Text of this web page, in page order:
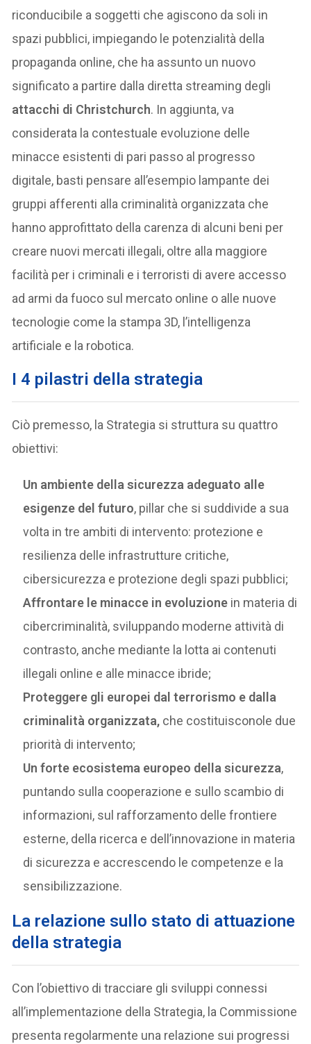
riconducibile a soggetti che agiscono da soli in
spazi pubblici, impiegando le potenzialità della
propaganda online, che ha assunto un nuovo
significato a partire dalla diretta streaming degli
attacchi di Christchurch. In aggiunta, va
considerata la contestuale evoluzione delle
minacce esistenti di pari passo al progresso
digitale, basti pensare all’esempio lampante dei
gruppi afferenti alla criminalità organizzata che
hanno approfittato della carenza di alcuni beni per
creare nuovi mercati illegali, oltre alla maggiore
facilità per i criminali e i terroristi di avere accesso
ad armi da fuoco sul mercato online o alle nuove
tecnologie come la stampa 3D, l’intelligenza
artificiale e la robotica.
I 4 pilastri della strategia
Ciò premesso, la Strategia si struttura su quattro
obiettivi:
Un ambiente della sicurezza adeguato alle
esigenze del futuro, pillar che si suddivide a sua
volta in tre ambiti di intervento: protezione e
resilienza delle infrastrutture critiche,
cibersicurezza e protezione degli spazi pubblici;
Affrontare le minacce in evoluzione in materia di
cibercriminalità, sviluppando moderne attività di
contrasto, anche mediante la lotta ai contenuti
illegali online e alle minacce ibride;
Proteggere gli europei dal terrorismo e dalla
criminalità organizzata, che costituisconole due
priorità di intervento;
Un forte ecosistema europeo della sicurezza,
puntando sulla cooperazione e sullo scambio di
informazioni, sul rafforzamento delle frontiere
esterne, della ricerca e dell’innovazione in materia
di sicurezza e accrescendo le competenze e la
sensibilizzazione.
La relazione sullo stato di attuazione
della strategia
Con l’obiettivo di tracciare gli sviluppi connessi
all’implementazione della Strategia, la Commissione
presenta regolarmente una relazione sui progressi